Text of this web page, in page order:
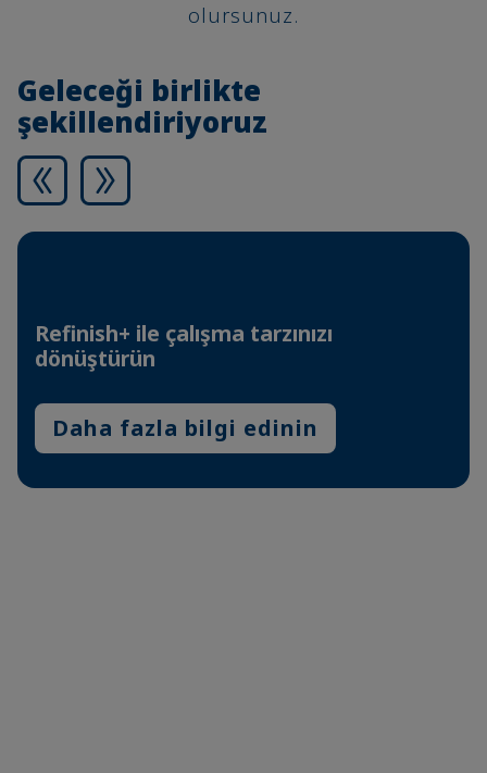
olursunuz.
Geleceği birlikte
şekillendiriyoruz
Refinish+ ile çalışma tarzınızı
dönüştürün
Daha fazla bilgi edinin